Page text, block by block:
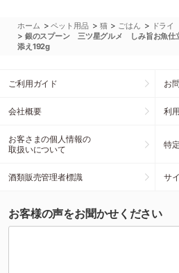
ホーム >ペット用品 > 猫 > ごはん > ドライ
> 銀のスプーン 三ツ星グルメ しみ旨お魚仕
添え192g
ご利用ガイド お
会社概要 利
お客さまの個人情報の
取扱いについて
特
酒類販売管理者標識 サ
お客様の声をお聞かせください